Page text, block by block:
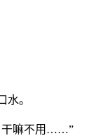
。
干嘛不用……”